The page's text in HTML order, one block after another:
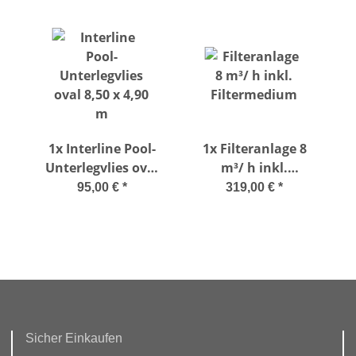
1x Interline Pool-
Unterlegvlies oval
8,50 x 4,90 m
95,00 € *
1x Filteranlage 8
m³/ h inkl.
Filtermedium
319,00 € *
Sicher Einkaufen